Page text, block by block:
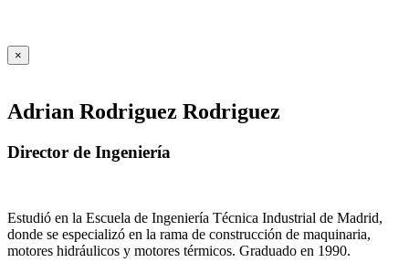
×
Adrian Rodriguez Rodriguez
Director de Ingeniería
Estudió en la Escuela de Ingeniería Técnica Industrial de Madrid,
donde se especializó en la rama de construcción de maquinaria,
motores hidráulicos y motores térmicos. Graduado en 1990.